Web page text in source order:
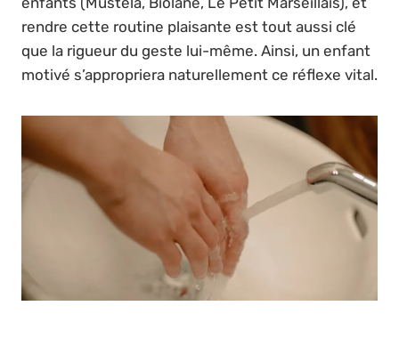
rendre cette routine plaisante est tout aussi clé
que la rigueur du geste lui-même. Ainsi, un enfant
motivé s’appropriera naturellement ce réflexe vital.